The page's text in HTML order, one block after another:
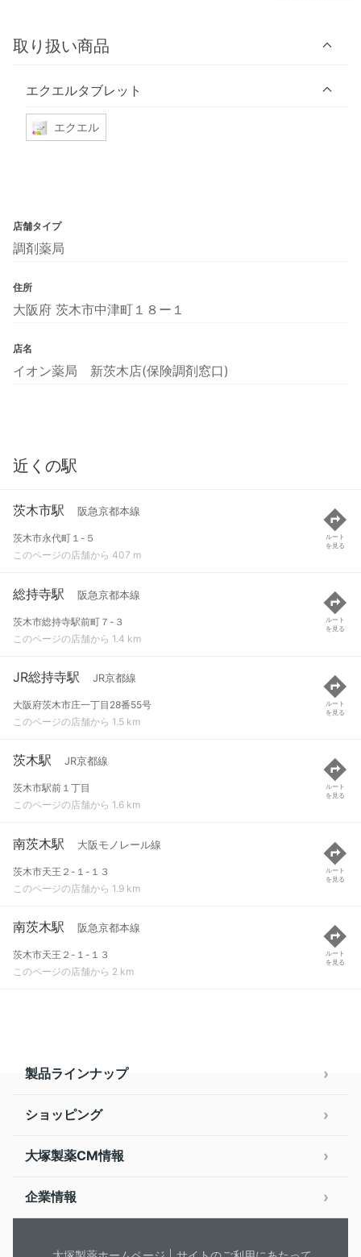
取り扱い商品
エクエルタブレット
エクエル
店舗タイプ
調剤薬局
住所
大阪府 茨木市中津町１８ー１
店名
イオン薬局 新茨木店(保険調剤窓口)
近くの駅
茨木市駅 阪急京都本線
茨木市永代町１-５
このページの店舗から 407 m
ルート
を見る
総持寺駅 阪急京都本線
茨木市総持寺駅前町７-３
このページの店舗から 1.4 km
ルート
を見る
JR総持寺駅 JR京都線
大阪府茨木市庄一丁目28番55号
このページの店舗から 1.5 km
ルート
を見る
茨木駅 JR京都線
茨木市駅前１丁目
このページの店舗から 1.6 km
ルート
を見る
南茨木駅 大阪モノレール線
茨木市天王２-１-１３
このページの店舗から 1.9 km
ルート
を見る
南茨木駅 阪急京都本線
茨木市天王２-１-１３
このページの店舗から 2 km
ルート
を見る
製品ラインナップ
ショッピング
大塚製薬CM情報
企業情報